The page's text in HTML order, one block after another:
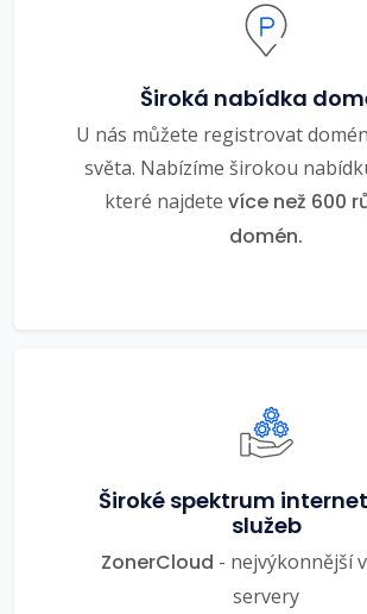
Široká nabídka
U nás můžete registrovat
světa. Nabízíme širokou
které najdete více než 600
domén.
Široké spektrum
služeb
ZonerCloud - nejvýkonnější
servery